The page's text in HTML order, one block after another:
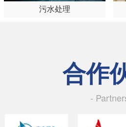
污水处理
合作
-